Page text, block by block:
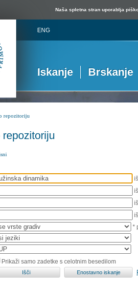
Naša spletna stran uporablja
ENG
Iskanje Brskanje
repozitoriju
*
Prikaži samo zadetke s celotnim besedilom